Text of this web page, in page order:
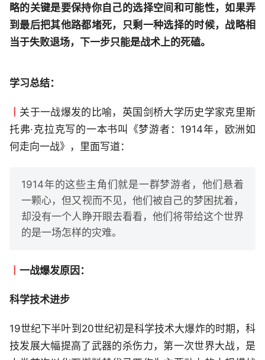
略的关键是要保持你自己的选择空间和可能性，如果弄
到最后把其他路都堵死，只剩一种选择的时候，战略相
当于失败退场，下一步只能是战术上的死磕。
学习总结：
关于一战爆发的比喻，英国剑桥大学历史学家克里斯
托弗·克拉克写的一本书叫《梦游者：1914年，欧洲如
何走向一战》，里面写道：
1914年的这些主角们就是一群梦游者，他们悬着
一颗心，但又视而不见，他们被自己的梦困扰着，
却没有一个人睁开眼去看看，他们将带给这个世界
的是一场怎样的灾难。
一战爆发原因：
科学技术进步
19世纪下半叶到20世纪初是科学技术大爆炸的时期，科
技发展大幅提高了武器的杀伤力，第一次世界大战，是